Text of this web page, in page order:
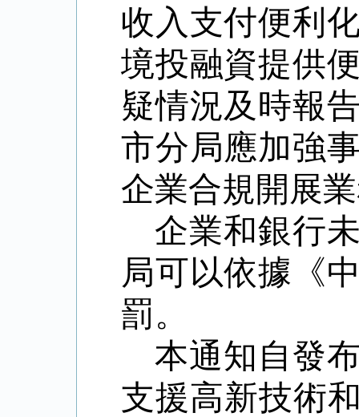
收入支付便利
境投融資提供
疑情況及時報
市分局應加強
企業合規開展
企業和銀行
局可以依據《
罰。
本通知自發
支援高新技術